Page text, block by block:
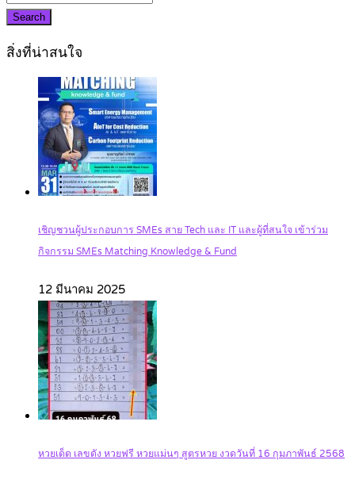
Search
สิ่งที่น่าสนใจ
เชิญชวนผู้ประกอบการ SMEs สาย Tech และ IT และผู้ที่สนใจ เข้าร่วม
กิจกรรม SMEs Matching Knowledge & Fund
12 มีนาคม 2025
หวยเด็ด เลขดัง หวยฟรี หวยแม่นๆ สูตรหวย งวดวันที่ 16 กุมภาพันธ์ 2568